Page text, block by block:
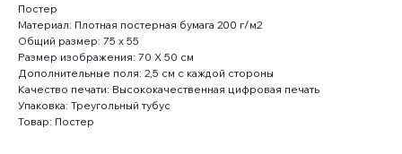
Постер
Материал: Плотная постерная бумага 200 г/м2
Общий размер: 75 x 55
Размер изображения: 70 X 50 см
Дополнительные поля: 2,5 см с каждой стороны
Качество печати: Высококачественная цифровая печать
Упаковка: Треугольный тубус
Товар: Постер